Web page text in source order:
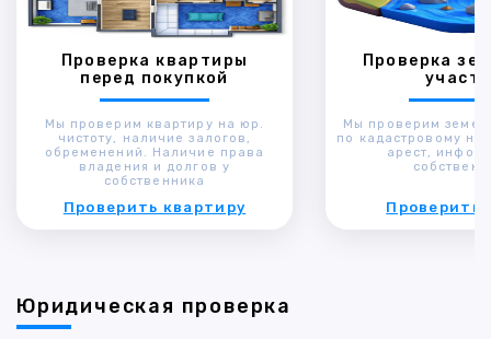
Проверка квартиры
перед покупкой
Мы проверим квартиру на юр.
чистоту, наличие залогов,
обременений. Наличие права
владения и долгов у
собственника
Проверить квартиру
Проверка
Мы проверим
по кадастровому
арест,
Проверить
Юридическая проверка